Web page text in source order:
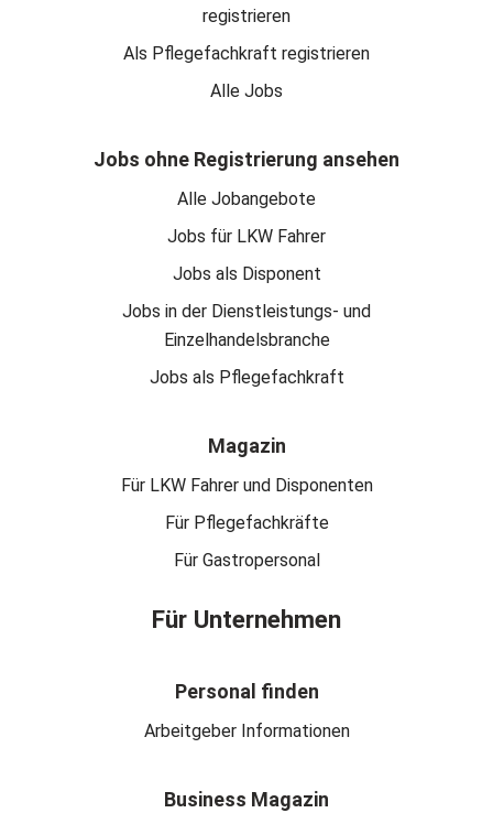
registrieren
Als Pflegefachkraft registrieren
Alle Jobs
Jobs ohne Registrierung ansehen
Alle Jobangebote
Jobs für LKW Fahrer
Jobs als Disponent
Jobs in der Dienstleistungs- und
Einzelhandelsbranche
Jobs als Pflegefachkraft
Magazin
Für LKW Fahrer und Disponenten
Für Pflegefachkräfte
Für Gastropersonal
Für Unternehmen
Personal finden
Arbeitgeber Informationen
Business Magazin